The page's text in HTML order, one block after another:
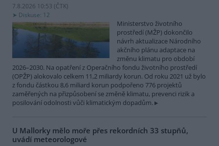
7.8.2026 10:53 (ČTK)
Diskuse: 12
Ministerstvo životního
prostředí (MŽP) dokončilo
návrh aktualizace Národního
akčního plánu adaptace na
změnu klimatu pro období
2026–2030. Na opatření z Operačního fondu životního prostředí
(OPŽP) alokovalo celkem 11,2 miliardy korun. Od roku 2021 už bylo
z fondu částkou 8,6 miliard korun podpořeno 776 projektů
zaměřených na přizpůsobení se změně klimatu, prevenci rizik a
posilování odolnosti vůči klimatickým dopadům.
U Mallorky mělo moře přes rekordních 33 stupňů,
uvádí meteorologové